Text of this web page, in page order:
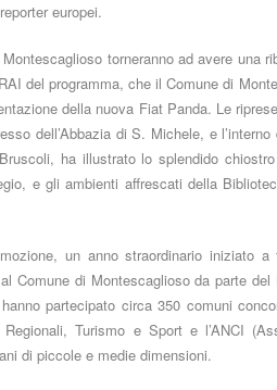
europei.
torneranno ad avere una
del programma, che il Comune di
della nuova Fiat Panda. Le
dell’Abbazia di S. Michele, e
ha illustrato lo splendido
e gli ambienti affrescati della
un anno straordinario iniziato
Comune di Montescaglioso da parte
partecipato circa 350 comuni
Turismo e Sport e l’ANCI
di piccole e medie dimensioni.